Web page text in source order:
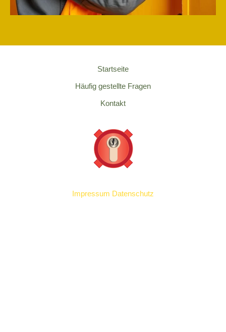
Startseite
Häufig gestellte Fragen
Kontakt
Impressum Datenschutz